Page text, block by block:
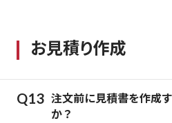
お見積り作成
注文前に見積書を作成
か？